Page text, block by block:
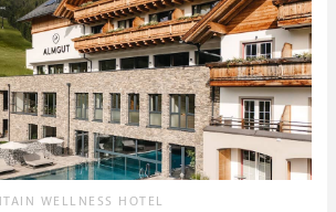
WELLNESS HOTEL